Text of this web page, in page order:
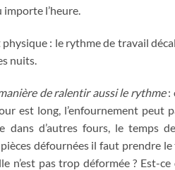
importe l’heure.
physique : le rythme de travail
nuits.
de ralentir aussi le rythme:
est long, l’enfournement peut
dans d’autres fours, le temps
défournées il faut prendre le
n’est pas trop déformée ? Est-